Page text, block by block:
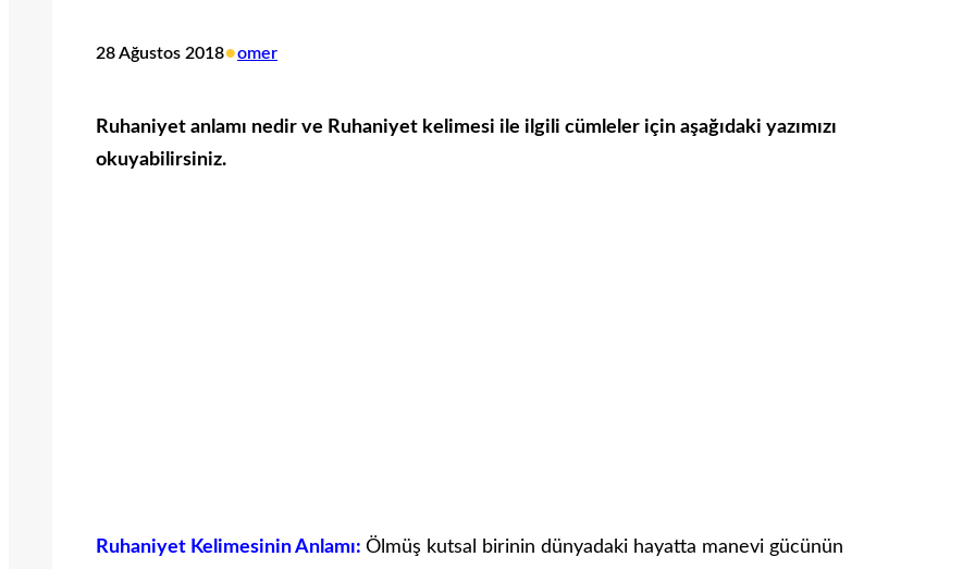
28 Ağustos 2018•omer
Ruhaniyet anlamı nedir ve Ruhaniyet kelimesi ile ilgili cümleler için aşağıdaki yazımızı
okuyabilirsiniz.
Ruhaniyet Kelimesinin Anlamı: Ölmüş kutsal birinin dünyadaki hayatta manevi gücünün